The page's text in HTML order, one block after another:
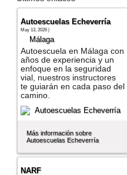
Autoescuelas Echeverría
May 13, 2026 |
Málaga
Autoescuela en Málaga con
años de experiencia y un
enfoque en la seguridad
vial, nuestros instructores
te guiarán en cada paso del
camino.
Más información sobre
Autoescuelas Echeverría
NARF